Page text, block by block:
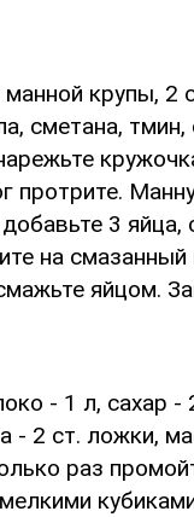
крупы, 2
сметана,
протрите.
3 яйца,
на
яйцом.
- 1 л, сахар -
- 2 ст. ложки,
раз